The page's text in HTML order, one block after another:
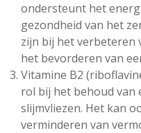
ondersteunt het
gezondheid van het
zijn bij het verbeteren
het bevorderen van
Vitamine B2
rol bij het behoud van
slijmvliezen. Het kan
verminderen van